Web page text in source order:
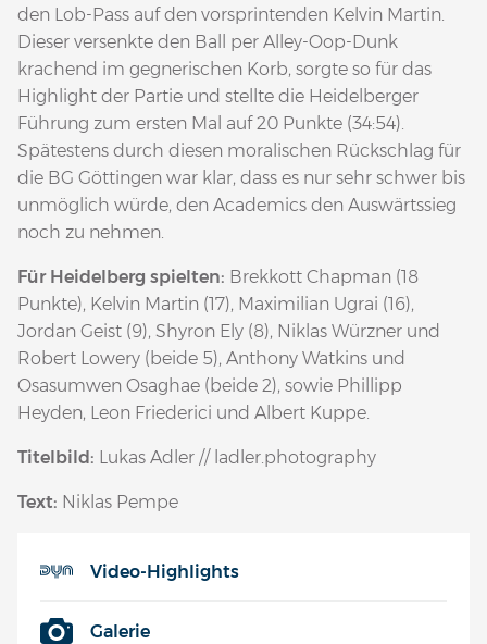
den Lob-Pass auf den vorsprintenden Kelvin Martin.
Dieser versenkte den Ball per Alley-Oop-Dunk
krachend im gegnerischen Korb, sorgte so für das
Highlight der Partie und stellte die Heidelberger
Führung zum ersten Mal auf 20 Punkte (34:54).
Spätestens durch diesen moralischen Rückschlag für
die BG Göttingen war klar, dass es nur sehr schwer bis
unmöglich würde, den Academics den Auswärtssieg
noch zu nehmen.
Für Heidelberg spielten: Brekkott Chapman (18
Punkte), Kelvin Martin (17), Maximilian Ugrai (16),
Jordan Geist (9), Shyron Ely (8), Niklas Würzner und
Robert Lowery (beide 5), Anthony Watkins und
Osasumwen Osaghae (beide 2), sowie Phillipp
Heyden, Leon Friederici und Albert Kuppe.
Titelbild: Lukas Adler // ladler.photography
Text: Niklas Pempe
Video-Highlights
Galerie